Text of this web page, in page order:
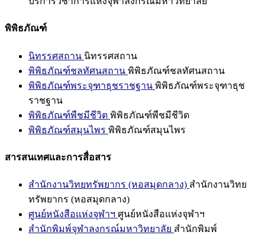
พิพิธภัณฑ์
นิทรรศสถาน นิทรรศสถาน
พิพิธภัณฑ์ชลทัศนสถาน พิพิธภัณฑ์ชลทัศนสถาน
พิพิธภัณฑ์พระจุฑาธุชราชฐาน พิพิธภัณฑ์พระจุฑาธุช
ราชฐาน
พิพิธภัณฑ์พืชมีชีวิต พิพิธภัณฑ์พืชมีชีวิต
พิพิธภัณฑ์สมุนไพร พิพิธภัณฑ์สมุนไพร
สารสนเทศและการสื่อสาร
สำนักงานวิทยทรัพยากร (หอสมุดกลาง) สำนักงานวิทย
ทรัพยากร (หอสมุดกลาง)
ศูนย์หนังสือแห่งจุฬาฯ ศูนย์หนังสือแห่งจุฬาฯ
สำนักพิมพ์จุฬาลงกรณ์มหาวิทยาลัย สำนักพิมพ์